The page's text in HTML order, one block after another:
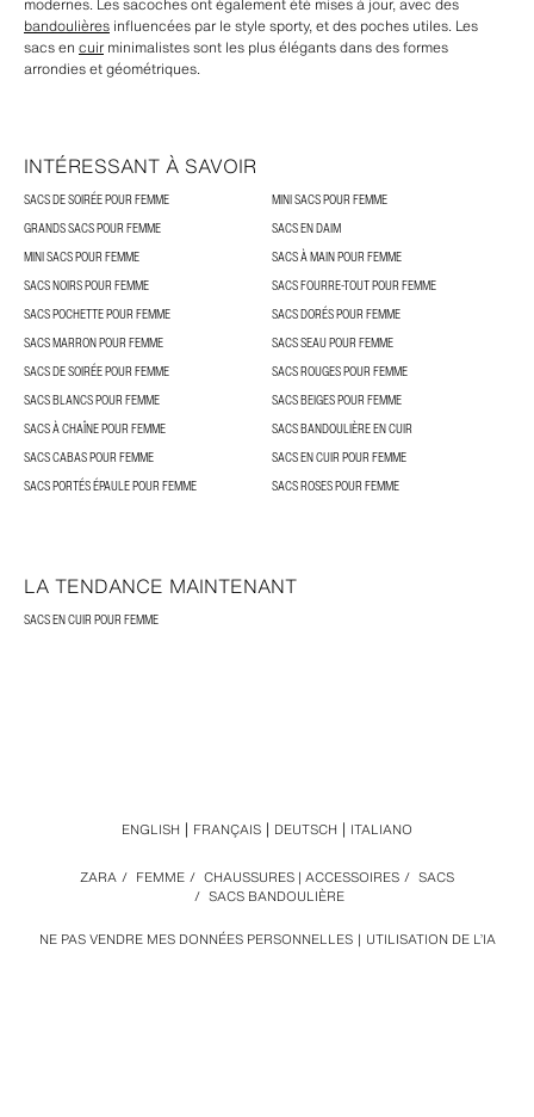
modernes. Les sacoches ont également été mises à jour, avec des
bandoulières influencées par le style sporty, et des poches utiles. Les
sacs en cuir minimalistes sont les plus élégants dans des formes
arrondies et géométriques.
INTÉRESSANT À SAVOIR
SACS DE SOIRÉE POUR FEMME
MINI SACS POUR FEMME
GRANDS SACS POUR FEMME
SACS EN DAIM
MINI SACS POUR FEMME
SACS À MAIN POUR FEMME
SACS NOIRS POUR FEMME
SACS FOURRE-TOUT POUR FEMME
SACS POCHETTE POUR FEMME
SACS DORÉS POUR FEMME
SACS MARRON POUR FEMME
SACS SEAU POUR FEMME
SACS DE SOIRÉE POUR FEMME
SACS ROUGES POUR FEMME
SACS BLANCS POUR FEMME
SACS BEIGES POUR FEMME
SACS À CHAÎNE POUR FEMME
SACS BANDOULIÈRE EN CUIR
SACS CABAS POUR FEMME
SACS EN CUIR POUR FEMME
SACS PORTÉS ÉPAULE POUR FEMME
SACS ROSES POUR FEMME
LA TENDANCE MAINTENANT
SACS EN CUIR POUR FEMME
NE PAS VENDRE MES DONNÉES PERSONNELLES UTILISATION DE L’IA
ZARA / FEMME / CHAUSSURES | ACCESSOIRES / SACS
/ SACS BANDOULIÈRE
ENGLISH FRANÇAIS DEUTSCH ITALIANO